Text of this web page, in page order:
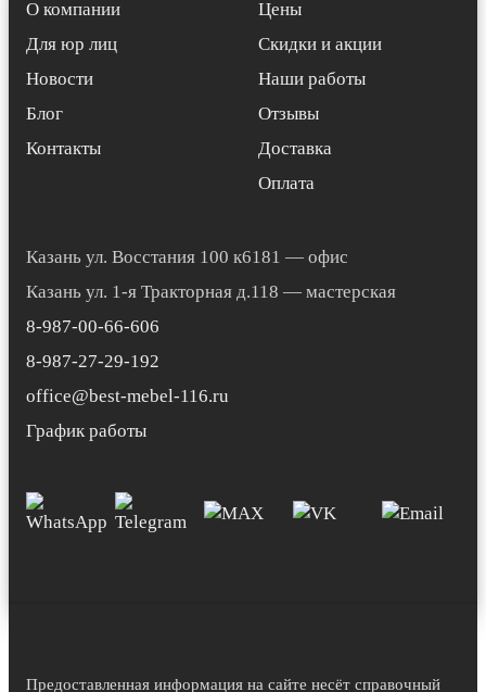
О компании
Для юр лиц
Новости
Блог
Контакты
Цены
Скидки и акции
Наши работы
Отзывы
Доставка
Оплата
Казань ул. Восстания 100 к6181 — офис
Казань ул. 1-я Тракторная д.118 — мастерская
8-987-00-66-606
8-987-27-29-192
office@best-mebel-116.ru
График работы
Предоставленная информация на сайте несёт справочный